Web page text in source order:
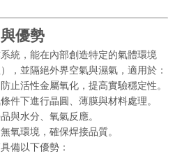
優勢
統，能在內部創造特定的氣體環境
，並隔絕外界空氣與濕氣，適用於：
防止活性金屬氧化，提高實驗穩定性。
條件下進行晶圓、薄膜與材料處理。
與水分、氧氣反應。
氧環境，確保焊接品質。
備以下優勢：